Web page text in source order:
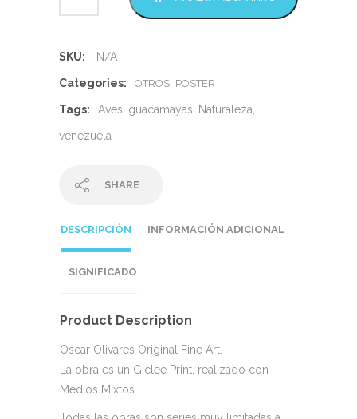
SKU: N/A
Categories: OTROS POSTER
Tags: Aves guacamayas Naturaleza
venezuela
SHARE
DESCRIPCIÓN INFORMACIÓN ADICIONAL
SIGNIFICADO
Product Description
Oscar Olivares Original Fine Art.
La obra es un Giclee Print, realizado con
Medios Mixtos.